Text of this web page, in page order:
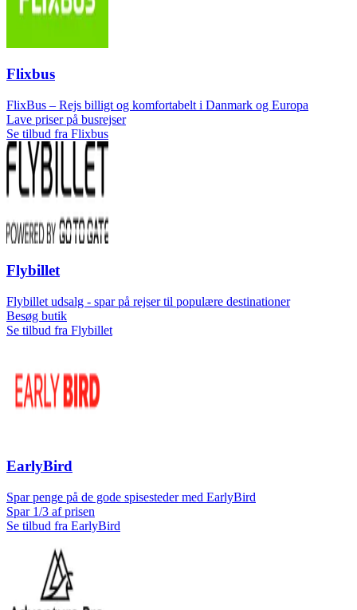
Flixbus
FlixBus – Rejs billigt og komfortabelt i Danmark og Europa
Lave priser på busrejser
Se tilbud fra Flixbus
Flybillet
Flybillet udsalg - spar på rejser til populære destinationer
Besøg butik
Se tilbud fra Flybillet
EarlyBird
Spar penge på de gode spisesteder med EarlyBird
Spar 1/3 af prisen
Se tilbud fra EarlyBird